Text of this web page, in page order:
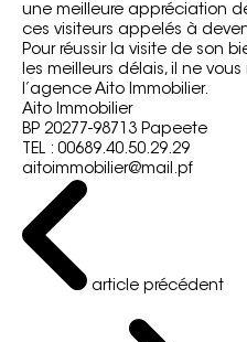
une meilleure appréciation
ces visiteurs appelés à
Pour réussir la visite de son
les meilleurs délais, il ne vous
l’agence Aito Immobilier.
Aito Immobilier
BP 20277-98713 Papeete
TEL : 00689.40.50.29.29
aitoimmobilier@mail.pf
article précédent